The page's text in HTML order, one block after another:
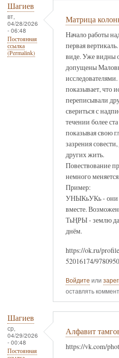
Шагиев
вт,
04/28/2026
- 06:48
Постоянная
ссылка
(Permalink)
Матрица
Начало работы
первая
виде. Уже видны
допущены
показывает, что
переписывали
свериться с
течении более
показывая свою
зазрения
других жить.
Повествование
немного
Пример:
УНЫКьУКь - они
вместе.
ТьҢРЫ - землю
днём.
https://ok.ru/
52016174/
Войдите или
оставлять
Шагиев
ср,
04/29/2026
- 00:48
Постоянная
Алфавит
https://vk.com/